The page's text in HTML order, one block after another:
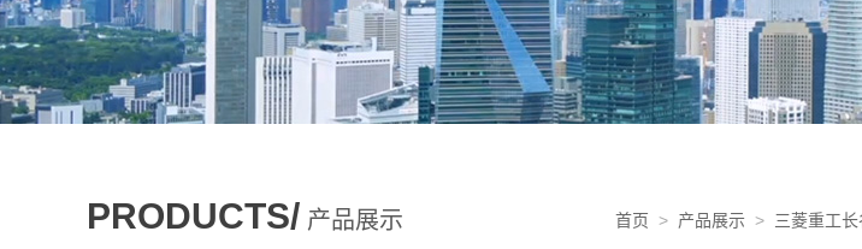
PRODUCTS/ 产品展示 首页 > 产品展示 > 三菱重工